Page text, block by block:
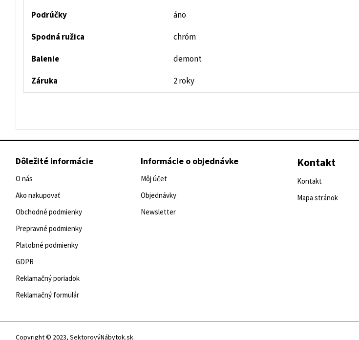
Podrúčky
áno
Spodná ružica
chróm
Balenie
demont
Záruka
2 roky
Dôležité informácie
O nás
Ako nakupovať
Obchodné podmienky
Prepravné podmienky
Platobné podmienky
GDPR
Reklamačný poriadok
Reklamačný formulár
Informácie o objednávke
Môj účet
Objednávky
Newsletter
Kontakt
Kontakt
Mapa stránok
Copyright © 2023, SektorovýNábytok.sk